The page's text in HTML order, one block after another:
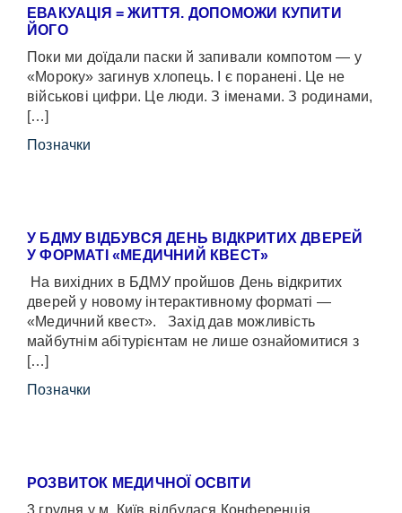
ЕВАКУАЦІЯ = ЖИТТЯ. ДОПОМОЖИ КУПИТИ
ЙОГО
Поки ми доїдали паски й запивали компотом — у
«Мороку» загинув хлопець. І є поранені. Це не
військові цифри. Це люди. З іменами. З родинами,
[…]
Позначки
У БДМУ ВІДБУВСЯ ДЕНЬ ВІДКРИТИХ ДВЕРЕЙ
У ФОРМАТІ «МЕДИЧНИЙ КВЕСТ»
На вихідних в БДМУ пройшов День відкритих
дверей у новому інтерактивному форматі —
«Медичний квест». Захід дав можливість
майбутнім абітурієнтам не лише ознайомитися з
[…]
Позначки
РОЗВИТОК МЕДИЧНОЇ ОСВІТИ
3 грудня у м. Київ відбулася Конференція